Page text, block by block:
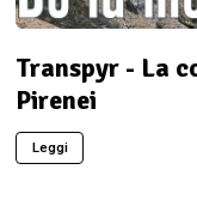
Transpyr - La
Pirenei
Leggi